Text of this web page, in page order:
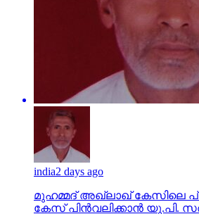
india2 days ago
മുഹമ്മദ് അഖ്‌ലാഖ് കേസിലെ
കേസ് പിന്‍വലിക്കാന്‍ യു.പി.